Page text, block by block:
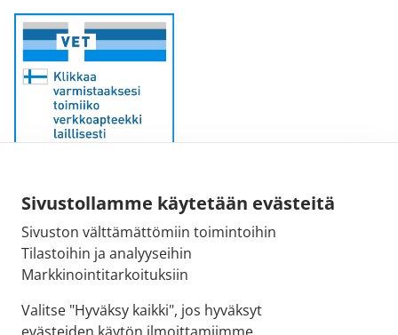
Sivustollamme käytetään evästeitä
Sivuston välttämättömiin toimintoihin
Tilastoihin ja analyyseihin
Markkinointitarkoituksiin
Valitse "Hyväksy kaikki", jos hyväksyt
Sähköpostiosoite:
kirjaamo@fimea.fi
Fimean vaihde:
029 522 3341